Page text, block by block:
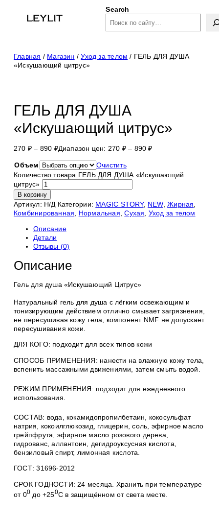
Search
Главная / Магазин /Уход за телом / ГЕЛЬ ДЛЯ ДУША
«Искушающий цитрус»
ГЕЛЬ ДЛЯ ДУША
«Искушающий цитрус»
270 ₽ – 890 ₽Диапазон цен: 270 ₽ – 890 ₽
Объем
Очистить
Количество товара ГЕЛЬ ДЛЯ ДУША «Искушающий
цитрус»
В корзину
Артикул: Н/Д Категории: MAGIC STORY, NEW,Жирная
Комбинированная
Нормальная ,Сухая Уход за телом
Описание
Детали
Отзывы (0)
Описание
Гель для душа «Искушающий Цитрус»
Натуральный гель для душа c лёгким освежающим и
тонизирующим действием отлично смывает загрязнения,
не пересушивая кожу тела, компонент NMF не допускает
пересушивания кожи.
ДЛЯ КОГО: подходит для всех типов кожи
СПОСОБ ПРИМЕНЕНИЯ: нанести на влажную кожу тела,
вспенить массажными движениями, затем смыть водой.
РЕЖИМ ПРИМЕНЕНИЯ: подходит для ежедневного
использования.
СОСТАВ: вода, кокамидопропилбетаин, кокосульфат
натрия, кокоилглюкозид, глицерин, соль, эфирное масло
грейпфрута, эфирное масло розового дерева,
гидрованс, аллантоин, дегидроуксусная кислота,
бензиловый спирт, лимонная кислота.
ГОСТ: 31696-2012
СРОК ГОДНОСТИ: 24 месяца. Хранить при температуре
от 00 до +250С в защищённом от света месте.